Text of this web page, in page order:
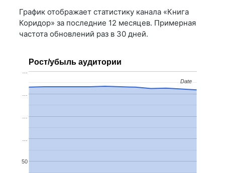
График отображает статистику канала «Книга
Коридор» за последние 12 месяцев. Примерная
частота обновлений раз в 30 дней.
Рост/убыль аудитории
50
…
…
Date
Date